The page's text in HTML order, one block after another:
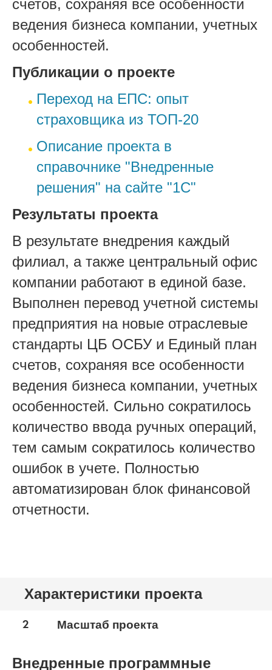
счетов, сохраняя все особенности
ведения бизнеса компании, учетных
особенностей.
Публикации о проекте
Переход на ЕПС: опыт
страховщика из ТОП-20
Описание проекта в
справочнике "Внедренные
решения" на сайте "1С"
Результаты проекта
В результате внедрения каждый
филиал, а также центральный офис
компании работают в единой базе.
Выполнен перевод учетной системы
предприятия на новые отраслевые
стандарты ЦБ ОСБУ и Единый план
счетов, сохраняя все особенности
ведения бизнеса компании, учетных
особенностей. Сильно сократилось
количество ввода ручных операций,
тем самым сократилось количество
ошибок в учете. Полностью
автоматизирован блок финансовой
отчетности.
Характеристики проекта
2 Масштаб проекта
Внедренные программные